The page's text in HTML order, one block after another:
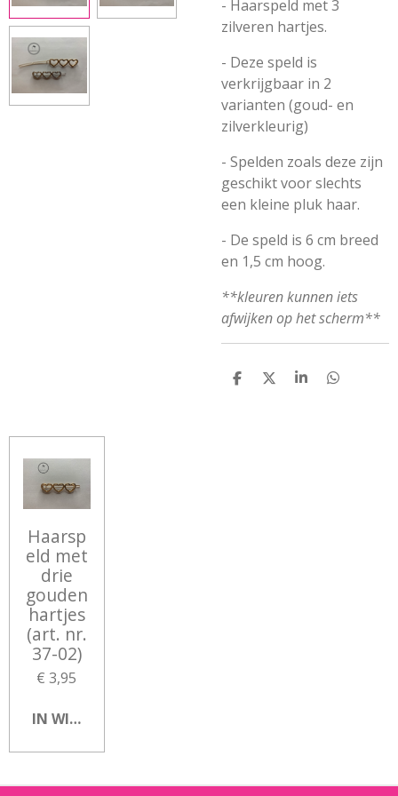
- Haarspeld met 3
zilveren hartjes.
- Deze speld is
verkrijgbaar in 2
varianten (goud- en
zilverkleurig)
- Spelden zoals deze zijn
geschikt voor slechts
een kleine pluk haar.
- De speld is 6 cm breed
en 1,5 cm hoog.
**kleuren kunnen iets
afwijken op het scherm**
D
D
S
D
Haarsp
eld met
drie
gouden
hartjes
(art. nr.
37-02)
€ 3,95
IN WINKELWAGEN